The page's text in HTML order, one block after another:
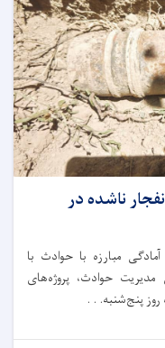
ناشده در
مبارزه با حوادث با
مدیریت حوادث، پروژه‌های
روز پنج‌شنبه. . .